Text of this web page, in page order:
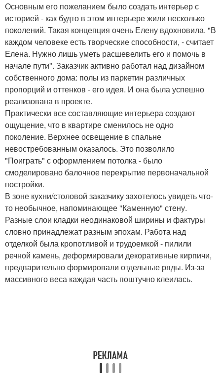
Основным его пожеланием было создать интерьер с
историей - как будто в этом интерьере жили несколько
поколений. Такая концепция очень Елену вдохновила. "В
каждом человеке есть творческие способности, - считает
Елена. Нужно лишь уметь расшевелить его и помочь в
начале пути". Заказчик активно работал над дизайном
собственного дома: полы из паркетин различных
пропорций и оттенков - его идея. И она была успешно
реализована в проекте.
Практически все составляющие интерьера создают
ощущение, что в квартире сменилось не одно
поколение. Верхнее освещение в спальне
невостребованным оказалось. Это позволило
"Поиграть" с оформлением потолка - было
смоделировано балочное перекрытие первоначальной
постройки.
В зоне кухни/столовой заказчику захотелось увидеть что-
то необычное, напоминающее "Каменную" стену.
Разные слои кладки неодинаковой ширины и фактуры
словно принадлежат разным эпохам. Работа над
отделкой была кропотливой и трудоемкой - пилили
речной камень, деформировали декоративные кирпичи,
предварительно формировали отдельные ряды. Из-за
массивного веса каждая часть поштучно клеилась.